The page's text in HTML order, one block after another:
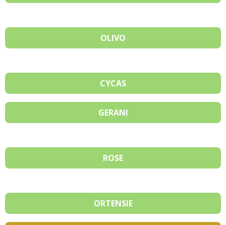
OLIVO
CYCAS
GERANI
ROSE
ORTENSIE